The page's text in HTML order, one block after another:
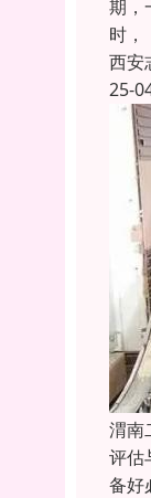
期，
时，
西安
25-
渭南
评估
备好